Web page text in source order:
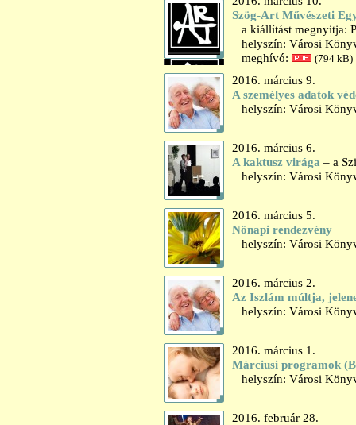
Szög-Art Művészeti
a kiállítást megnyitja:
helyszín: Városi
meghívó:
(794 kB)
2016. március 9.
A személyes adatok
helyszín: Városi
2016. március 6.
A kaktusz virága – a
helyszín: Városi
2016. március 5.
Nőnapi rendezvény
helyszín: Városi
2016. március 2.
Az Iszlám múltja,
helyszín: Városi
2016. március 1.
Márciusi programok
helyszín: Városi
2016. február 28.